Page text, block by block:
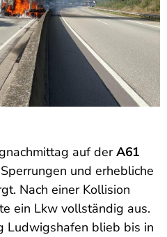
auf derA61
und erhebliche
Nach einer Kollision
ein Lkw vollständig aus.
Ludwigshafen blieb bis in